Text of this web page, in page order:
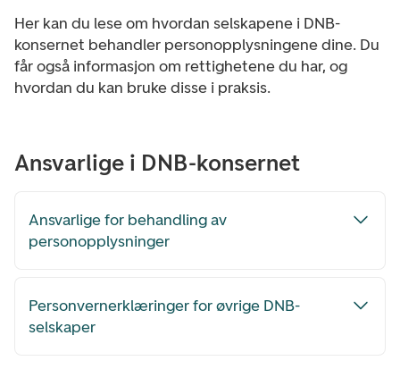
Her kan du lese om hvordan selskapene i DNB-
konsernet behandler personopplysningene dine. Du
får også informasjon om rettighetene du har, og
hvordan du kan bruke disse i praksis.
Ansvarlige i DNB-konsernet
Ansvarlige for behandling av
personopplysninger
Personvernerklæringer for øvrige DNB-
selskaper